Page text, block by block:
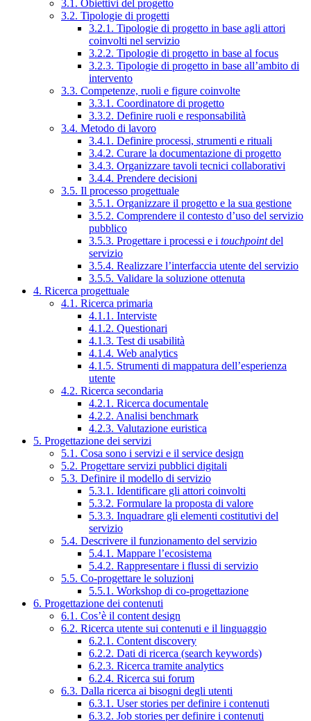
3.1. Obiettivi del progetto
3.2. Tipologie di progetti
3.2.1. Tipologie di progetto in base agli attori
coinvolti nel servizio
3.2.2. Tipologie di progetto in base al focus
3.2.3. Tipologie di progetto in base all’ambito di
intervento
3.3. Competenze, ruoli e figure coinvolte
3.3.1. Coordinatore di progetto
3.3.2. Definire ruoli e responsabilità
3.4. Metodo di lavoro
3.4.1. Definire processi, strumenti e rituali
3.4.2. Curare la documentazione di progetto
3.4.3. Organizzare tavoli tecnici collaborativi
3.4.4. Prendere decisioni
3.5. Il processo progettuale
3.5.1. Organizzare il progetto e la sua gestione
3.5.2. Comprendere il contesto d’uso del servizio
pubblico
3.5.3. Progettare i processi e i touchpointdel
servizio
3.5.4. Realizzare l’interfaccia utente del servizio
3.5.5. Validare la soluzione ottenuta
4. Ricerca progettuale
4.1. Ricerca primaria
4.1.1. Interviste
4.1.2. Questionari
4.1.3. Test di usabilità
4.1.4. Web analytics
4.1.5. Strumenti di mappatura dell’esperienza
utente
4.2. Ricerca secondaria
4.2.1. Ricerca documentale
4.2.2. Analisi benchmark
4.2.3. Valutazione euristica
5. Progettazione dei servizi
5.1. Cosa sono i servizi e il service design
5.2. Progettare servizi pubblici digitali
5.3. Definire il modello di servizio
5.3.1. Identificare gli attori coinvolti
5.3.2. Formulare la proposta di valore
5.3.3. Inquadrare gli elementi costitutivi del
servizio
5.4. Descrivere il funzionamento del servizio
5.4.1. Mappare l’ecosistema
5.4.2. Rappresentare i flussi di servizio
5.5. Co-progettare le soluzioni
5.5.1. Workshop di co-progettazione
6. Progettazione dei contenuti
6.1. Cos’è il content design
6.2. Ricerca utente sui contenuti e il linguaggio
6.2.1. Content discovery
6.2.2. Dati di ricerca (search keywords)
6.2.3. Ricerca tramite analytics
6.2.4. Ricerca sui forum
6.3. Dalla ricerca ai bisogni degli utenti
6.3.1. User stories per definire i contenuti
6.3.2. Job stories per definire i contenuti